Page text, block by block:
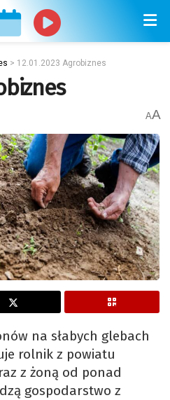
> 12.01.2023 Agrobiznes
AA
na słabych glebach
rolnik z powiatu
z żoną od ponad
gospodarstwo z